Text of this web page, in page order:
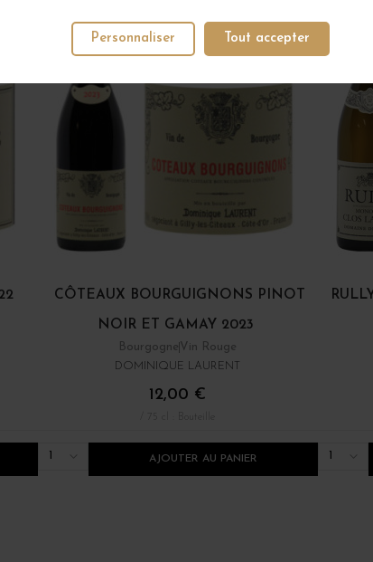
Tout accepter
Personnaliser
CÔTEAUX BOURGUIGNONS PINOT
NOIR ET GAMAY 2023
Bourgogne Vin Rouge
DOMINIQUE LAURENT
12,00 €
AJOUTER AU PANIER